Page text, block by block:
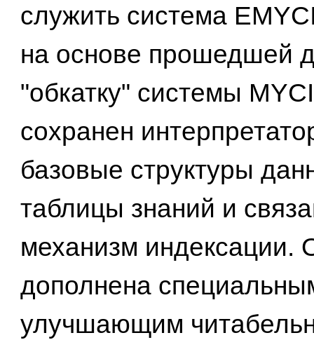
служить система
на основе прошедшей
"обкатку" системы
сохранен
базовые структуры
таблицы знаний и
механизм индексации.
дополнена
улучшающим